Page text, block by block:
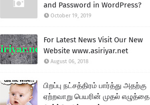
and Password in WordPress?
October 19, 2019
For Latest News Visit Our New
Website www.asiriyar.net
August 06, 2018
பிறப்பு நட்சத்திரம் பார்த்து அதற்கு
ஏற்றவாறு பெயரின் முதல் எழுத்தை